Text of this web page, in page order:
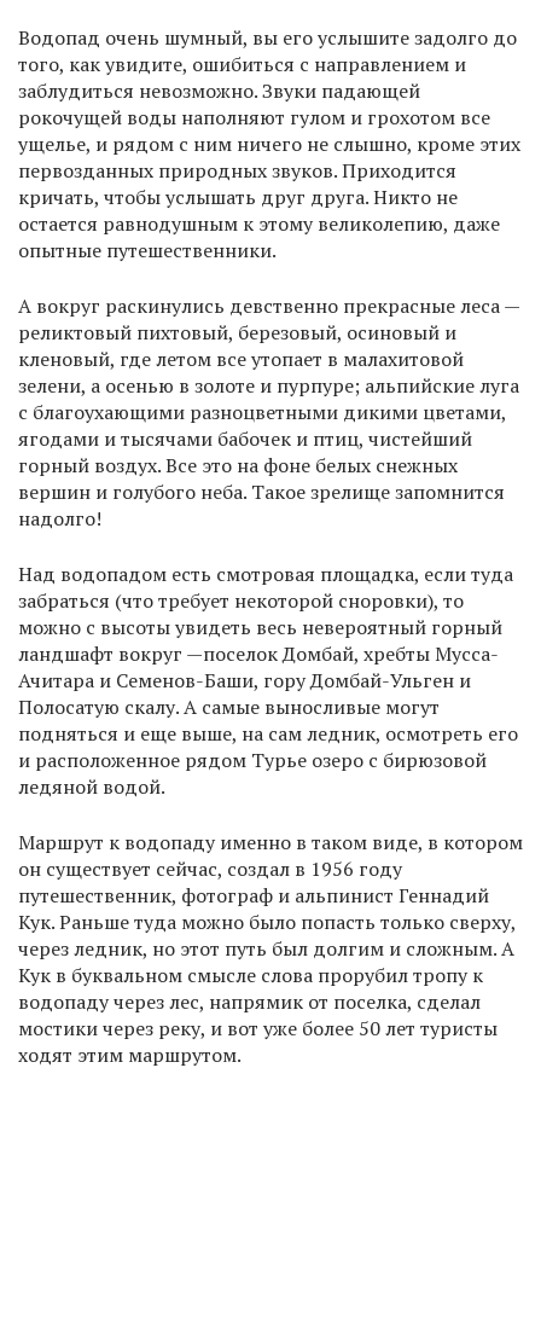
Водопад очень шумный, вы его услышите задолго до
того, как увидите, ошибиться с направлением и
заблудиться невозможно. Звуки падающей
рокочущей воды наполняют гулом и грохотом все
ущелье, и рядом с ним ничего не слышно, кроме этих
первозданных природных звуков. Приходится
кричать, чтобы услышать друг друга. Никто не
остается равнодушным к этому великолепию, даже
опытные путешественники.
А вокруг раскинулись девственно прекрасные леса —
реликтовый пихтовый, березовый, осиновый и
кленовый, где летом все утопает в малахитовой
зелени, а осенью в золоте и пурпуре; альпийские луга
с благоухающими разноцветными дикими цветами,
ягодами и тысячами бабочек и птиц, чистейший
горный воздух. Все это на фоне белых снежных
вершин и голубого неба. Такое зрелище запомнится
надолго!
Над водопадом есть смотровая площадка, если туда
забраться (что требует некоторой сноровки), то
можно с высоты увидеть весь невероятный горный
ландшафт вокруг —поселок Домбай, хребты Мусса-
Ачитара и Семенов-Баши, гору Домбай-Ульген и
Полосатую скалу. А самые выносливые могут
подняться и еще выше, на сам ледник, осмотреть его
и расположенное рядом Турье озеро с бирюзовой
ледяной водой.
Маршрут к водопаду именно в таком виде, в котором
он существует сейчас, создал в 1956 году
путешественник, фотограф и альпинист Геннадий
Кук. Раньше туда можно было попасть только сверху,
через ледник, но этот путь был долгим и сложным. А
Кук в буквальном смысле слова прорубил тропу к
водопаду через лес, напрямик от поселка, сделал
мостики через реку, и вот уже более 50 лет туристы
ходят этим маршрутом.